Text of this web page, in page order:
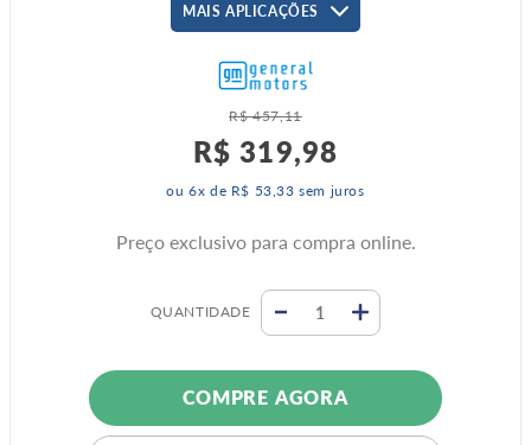
MAIS APLICAÇÕES
R$ 457,11
R$ 319,98
ou6x de R$ 53 ,33 sem juros
Preço exclusivo para compra online.
QUANTIDADE
COMPRE AGORA